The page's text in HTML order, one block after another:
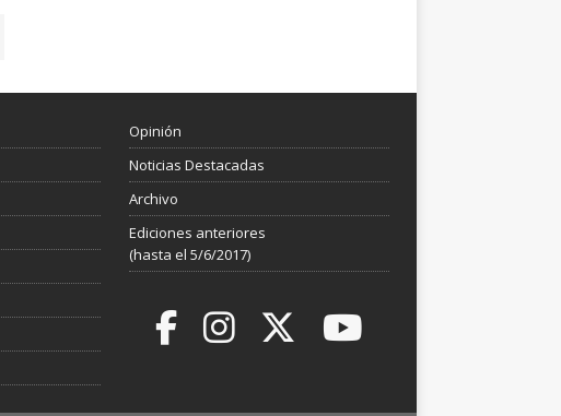
Opinión
Noticias Destacadas
Archivo
Ediciones anteriores
(hasta el 5/6/2017)